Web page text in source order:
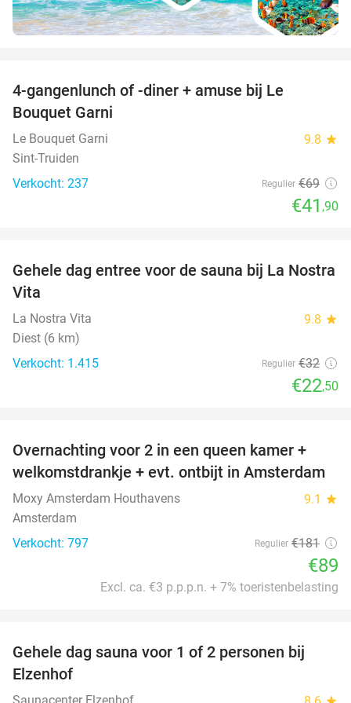
4-gangenlunch of -diner + amuse bij Le
Bouquet Garni
Le Bouquet Garni 9.8 star
Sint-Truiden
Verkocht: 237
Regulier €69
€41 ,90
30%
Gehele dag entree voor de sauna bij La Nostra
Vita
La Nostra Vita 9.8 star
Diest (6 km)
Verkocht: 1.415
Regulier €32
€22,50
51%
Overnachting voor 2 in een queen kamer +
welkomstdrankje + evt. ontbijt in Amsterdam
Moxy Amsterdam Houthavens 9.1 star
Amsterdam
Verkocht: 797
Regulier €181
€89
Excl. ca. €3 p.p.p.n. + 7% toeristenbelasting
36%
Gehele dag sauna voor 1 of 2 personen bij
Elzenhof